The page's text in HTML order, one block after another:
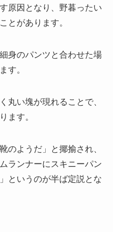
原因となり、野暮ったい
とがあります。
身のパンツと合わせた場
す。
丸い塊が現れることで、
ます。
のようだ」と揶揄され、
ランナーにスキニーパン
というのが半ば定説とな